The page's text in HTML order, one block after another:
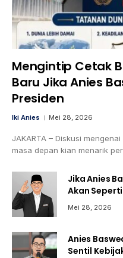
Mengintip Cetak
Baru Jika Anies
Presiden
Iki Anies Mei 28, 2026
JAKARTA – Diskusi
masa depan kian menarik
Jika Anies
Akan
Mei 28, 2026
Anies
Sentil